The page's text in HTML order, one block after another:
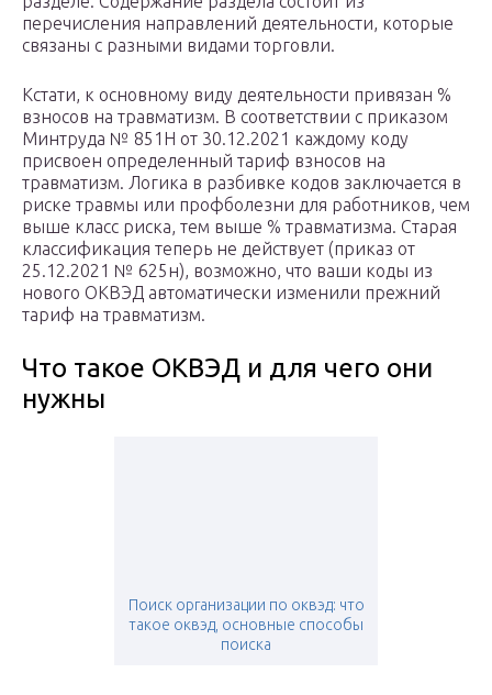
перечисления направлений деятельности, которые
связаны с разными видами торговли.
Кстати, к основному виду деятельности привязан %
взносов на травматизм. В соответствии с приказом
Минтруда № 851Н от 30.12.2021 каждому коду
присвоен определенный тариф взносов на
травматизм. Логика в разбивке кодов заключается в
риске травмы или профболезни для работников, чем
выше класс риска, тем выше % травматизма. Старая
классификация теперь не действует (приказ от
25.12.2021 № 625н), возможно, что ваши коды из
нового ОКВЭД автоматически изменили прежний
тариф на травматизм.
Что такое ОКВЭД и для чего они
нужны
Поиск организации по оквэд: что
такое оквэд, основные способы
поиска